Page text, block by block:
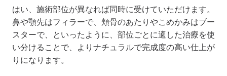
はい、施術部位が異なれば同時に受けていただけます。
鼻や顎先はフィラーで、頬骨のあたりやこめかみはブー
スターで、といったように、部位ごとに適した治療を使
い分けることで、よりナチュラルで完成度の高い仕上が
りになります。